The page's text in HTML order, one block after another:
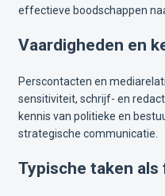
effectieve boodschappen
Vaardigheden en
Perscontacten en
sensitiviteit, schrijf- en
kennis van politieke en
strategische communicatie.
Typische taken